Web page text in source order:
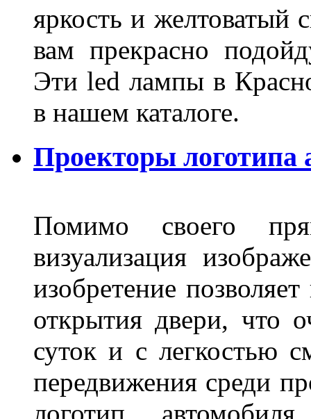
яркость и желтоватый
вам прекрасно
Эти led лампы в
в нашем каталоге.
Проекторы логотипа
Помимо своего
визуализация
изобретение
открытия двери, что
суток и с легкостью
передвижения среди